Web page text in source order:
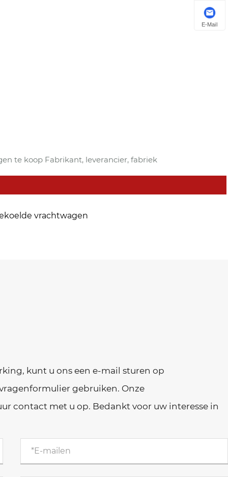
te koop Fabrikant, leverancier, fabriek
vrachtwagen
kunt u ons een e-mail sturen op
gebruiken. Onze
contact met u op. Bedankt voor uw interesse in
E-Mail